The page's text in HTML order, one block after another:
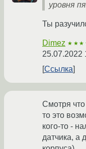
уровня
Ты
Dimez
25.07.2022
Ссылка
Смотря
то это
кого-то -
датчика, а